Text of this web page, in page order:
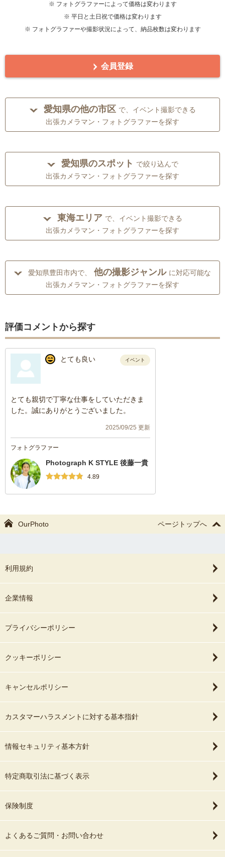
※ フォトグラファーによって価格は変わります
※ 平日と土日祝で価格は変わります
※ フォトグラファーや撮影状況によって、納品枚数は変わります
会員登録
愛知県の他の市区 で、イベント撮影できる
出張カメラマン・フォトグラファーを探す
愛知県のスポット で絞り込んで
出張カメラマン・フォトグラファーを探す
東海エリア で、イベント撮影できる
出張カメラマン・フォトグラファーを探す
愛知県豊田市内で、 他の撮影ジャンル に対応可能な
出張カメラマン・フォトグラファーを探す
評価コメントから探す
とても良い イベント
とても親切で丁寧な仕事をしていただきま
した。誠にありがとうございました。
2025/09/25 更新
フォトグラファー
Photograph K STYLE 後藤一貴
4.89
OurPhoto ページトップへ
利用規約
企業情報
プライバシーポリシー
クッキーポリシー
キャンセルポリシー
カスタマーハラスメントに対する基本指針
情報セキュリティ基本方針
特定商取引法に基づく表示
保険制度
よくあるご質問・お問い合わせ